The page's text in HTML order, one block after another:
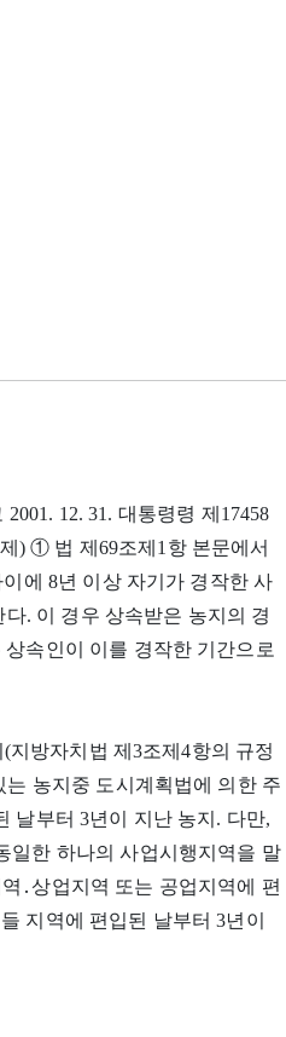
12. 31. 대통령령 제17458
) ① 법 제69조제1항 본문에서
에 8년 이상 자기가 경작한 사
. 이 경우 상속받은 농지의 경
속인이 이를 경작한 기간으로
방자치법 제3조제4항의 규정
농지중 도시계획법에 의한 주
날부터 3년이 지난 농지. 다만,
일한 하나의 사업시행지역을 말
․상업지역 또는 공업지역에 편
지역에 편입된 날부터 3년이